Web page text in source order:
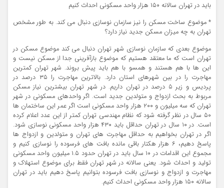
باید در تهران سالانه ۱۵۰ هزار واحد مسکونی احداث کنیم
* موضوع ساخت مسکن را نیز سازمان نوسازی دنبال می کند. به طور مشخص
تهران به چه میزان مسکن جدید نیاز دارد؟
موضوع بعدی که سازمان نوسازی شهر تهران دنبال می کند موضوع مسکن در
تهران است که ما معتقد هستیم که موضوع بازآفرینی جدا از مسکن نیست و
این ها با هم هستند و همسو با هم باید پیش بروند. شهر تهران کمترین
مهاجرت را در بین شهرهای استان دارد. بالاترین مهاجرت را ۳۵ درصد در
پردیس و زیر ۵ درصد در تهران داریم. در شهر تهران بیشترین نیاز مسکن
مربوط به بحث ازدواج و متولدین جدید است. اگر واحدهای مسکونی در شهر
تهران که سه میلیون و ۲۰۰ هزار واحد مسکونی است اگر عمر این ساختمان ها
۵۰ سال در نظر گرفته شود که نظام مهندسی تهران کمتر از این عدد اعلام کرده
است. در ۱۰ سال در تهران حداقل باید ۴۳۰ هزار واحد مسکونی نوسازی شود.
اگر در تهران بخواهیم به حداقل مهاجرت های تهران و متولدین و ازدواج ها
پاسخ دهیم، ۶ هزار هکتار باقی مانده بافت های فرسوده را نوسازی کنیم و
مجموع این اقدامات در ۱۰ سال باید در تهران حدود ۱.۵ میلیون واحد مسکونی
تولید و احداث شود. یعنی سالانه در شهر تهران فقط برای موضوع استهلاک و
مهاجرت و ازدواج و نوسازی بافت فرسوده بتوانیم پاسخ دهیم باید در تهران
سالانه ۱۵۰ هزار واحد مسکونی احداث کنیم.